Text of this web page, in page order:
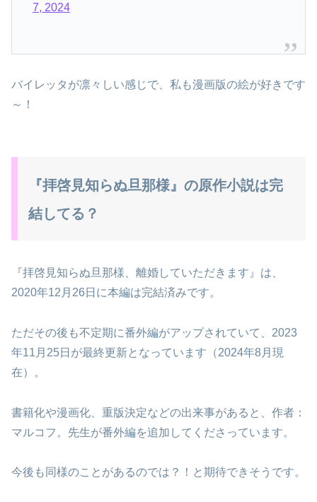
7, 2024
バイレッタが凛々しい感じで、私も漫画版の絵が好きです
～！
『拝啓見知らぬ旦那様』の原作小説は完
結してる？
『拝啓見知らぬ旦那様、離婚していただきます』は、
2020年12月26日に本編は完結済みです。
ただその後も不定期に番外編がアップされていて、2023
年11月25日が最終更新となっています（2024年8月現
在）。
書籍化や漫画化、重版決定などの出来事があると、作者：
マルコフ。先生が番外編を追加してくださっています。
今後も同様のことがあるのでは？！と期待できそうです。